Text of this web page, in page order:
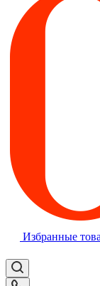
Избранные